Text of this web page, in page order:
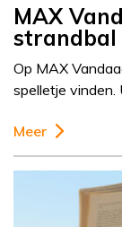
MAX
strandbal
Op MAX
spelletje vinden.
Meer